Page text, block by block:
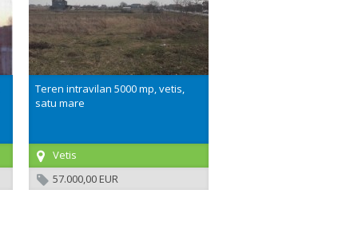
Teren intravilan 5000 mp, vetis,
satu mare
Vetis
57.000,00 EUR